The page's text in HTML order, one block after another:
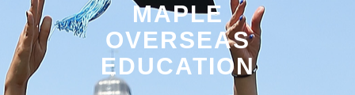
MAPLE
OVERSEAS
EDUCATION